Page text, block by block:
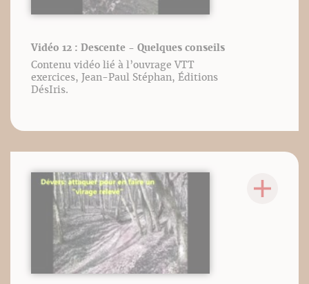
Vidéo 12 : Descente - Quelques conseils
Contenu vidéo lié à l’ouvrage VTT
exercices, Jean-Paul Stéphan, Éditions
DésIris.